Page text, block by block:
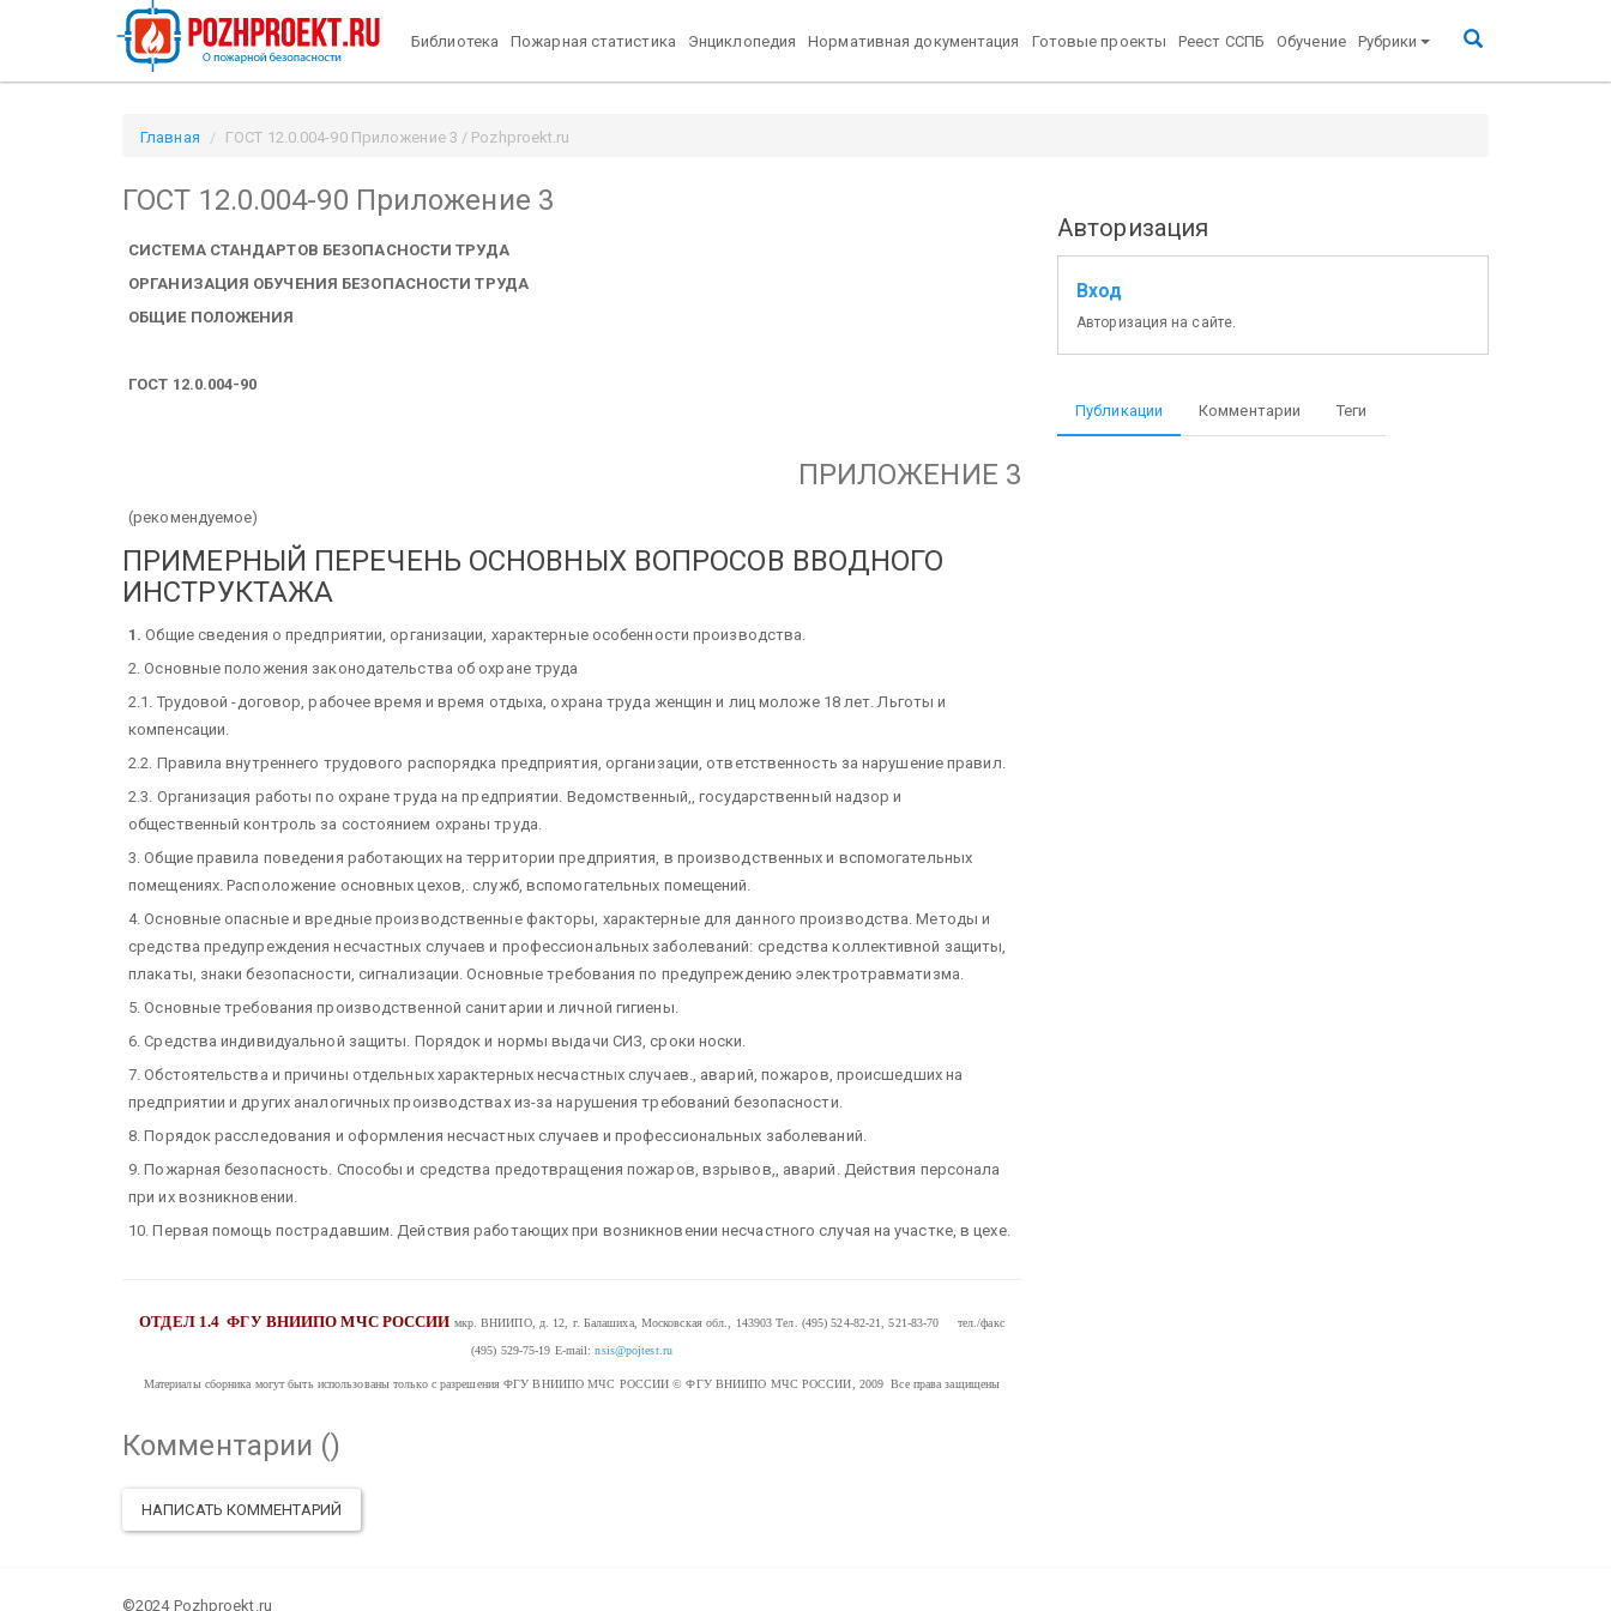
Библиотека Пожарная статистика Энциклопедия Нормативная документация Готовые проекты Реест ССПБ Обучение Рубрики
Главная ГОСТ 12.0.004-90 Приложение 3 / Pozhproekt.ru
ГОСТ 12.0.004-90 Приложение 3
СИСТЕМА СТАНДАРТОВ БЕЗОПАСНОСТИ ТРУДА
ОРГАНИЗАЦИЯ ОБУЧЕНИЯ БЕЗОПАСНОСТИ ТРУДА
ОБЩИЕ ПОЛОЖЕНИЯ
ГОСТ 12.0.004-90
ПРИЛОЖЕНИЕ 3
(рекомендуемое)
ПРИМЕРНЫЙ ПЕРЕЧЕНЬ ОСНОВНЫХ ВОПРОСОВ ВВОДНОГО
ИНСТРУКТАЖА
1. Общие сведения о предприятии, организации, характерные особенности производства.
2. Основные положения законодательства об охране труда
2.1. Трудовой -договор, рабочее время и время отдыха, охрана труда женщин и лиц моложе 18 лет. Льготы и
компенсации.
2.2. Правила внутреннего трудового распорядка предприятия, организации, ответственность за нарушение правил.
2.3. Организация работы по охране труда на предприятии. Ведомственный,, государственный надзор и
общественный контроль за состоянием охраны труда.
3. Общие правила поведения работающих на территории предприятия, в производственных и вспомогательных
помещениях. Расположение основных цехов,. служб, вспомогательных помещений.
4. Основные опасные и вредные производственные факторы, характерные для данного производства. Методы и
средства предупреждения несчастных случаев и профессиональных заболеваний: средства коллективной защиты,
плакаты, знаки безопасности, сигнализации. Основные требования по предупреждению электротравматизма.
5. Основные требования производственной санитарии и личной гигиены.
6. Средства индивидуальной защиты. Порядок и нормы выдачи СИЗ, сроки носки.
7. Обстоятельства и причины отдельных характерных несчастных случаев., аварий, пожаров, происшедших на
предприятии и других аналогичных производствах из-за нарушения требований безопасности.
8. Порядок расследования и оформления несчастных случаев и профессиональных заболеваний.
9. Пожарная безопасность. Способы и средства предотвращения пожаров, взрывов,, аварий. Действия персонала
при их возникновении.
10. Первая помощь пострадавшим. Действия работающих при возникновении несчастного случая на участке, в цехе.
ОТДЕЛ 1.4ФГУ ВНИИПО МЧС РОССИИ мкр. ВНИИПО, д. 12, г. Балашиха, Московская обл., 143903 Тел. (495) 524-82-21, 521-83-70 тел./факс
(495) 529-75-19 E-mail:nsis@pojtest.ru
Материалы сборника могут быть использованы только с разрешения ФГУ ВНИИПО МЧС РОССИИ © ФГУ ВНИИПО МЧС РОССИИ, 2009 Все права защищены
Комментарии ()
НАПИСАТЬ КОММЕНТАРИЙ
Авторизация
Вход
Авторизация на сайте.
Публикации Комментарии Теги
©2024 Pozhproekt.ru